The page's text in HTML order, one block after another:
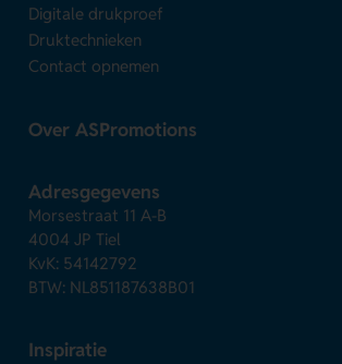
Digitale drukproef
Druktechnieken
Contact opnemen
Over ASPromotions
Adresgegevens
Morsestraat 11 A-B
4004 JP Tiel
KvK: 54142792
BTW: NL851187638B01
Inspiratie